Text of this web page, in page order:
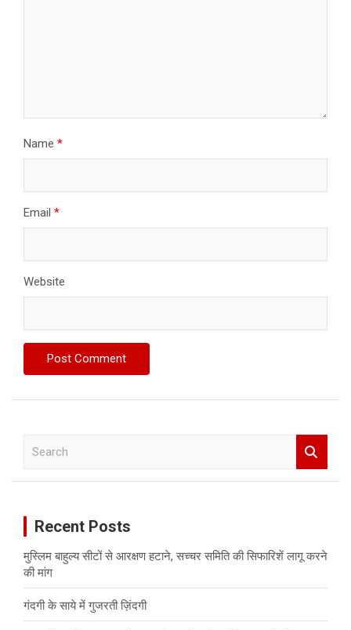
Name *
Email *
Website
Recent Posts
मुस्लिम बाहुल्य सीटों से आरक्षण हटाने, सच्चर समिति की सिफारिशें लागू करने
की मांग
गंदगी के साये में गुजरती ज़िंदगी